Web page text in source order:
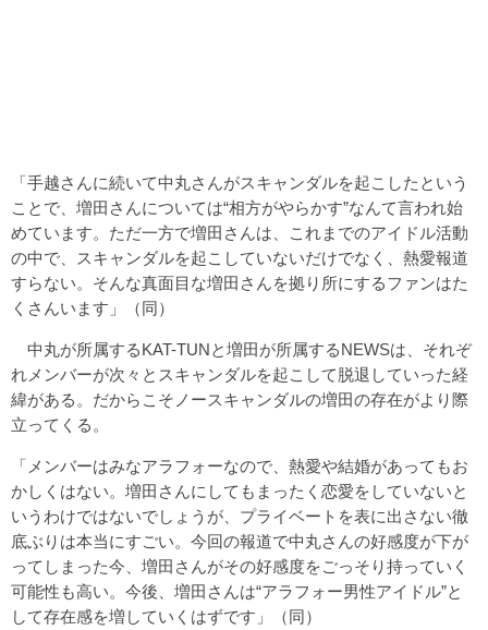
「手越さんに続いて中丸さんがスキャンダルを起こしたという
ことで、増田さんについては“相方がやらかす”なんて言われ始
めています。ただ一方で増田さんは、これまでのアイドル活動
の中で、スキャンダルを起こしていないだけでなく、熱愛報道
すらない。そんな真面目な増田さんを拠り所にするファンはた
くさんいます」（同）
中丸が所属するKAT-TUNと増田が所属するNEWSは、それぞ
れメンバーが次々とスキャンダルを起こして脱退していった経
緯がある。だからこそノースキャンダルの増田の存在がより際
立ってくる。
「メンバーはみなアラフォーなので、熱愛や結婚があってもお
かしくはない。増田さんにしてもまったく恋愛をしていないと
いうわけではないでしょうが、プライベートを表に出さない徹
底ぶりは本当にすごい。今回の報道で中丸さんの好感度が下が
ってしまった今、増田さんがその好感度をごっそり持っていく
可能性も高い。今後、増田さんは“アラフォー男性アイドル”と
して存在感を増していくはずです」（同）